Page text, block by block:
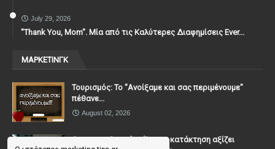
July 29, 2026
"Thank You, Mοm". Μία από τις Καλύτερες Διαφημίσεις Ever...
ΜΑΡΚΕΤΙΝΓΚ
Τουρισμός: Το "Ανοίξαμε και σας περιμένουμε"
πέθανε...
August 02, 2026
Casanova Complex: Όταν η κατάκτηση αξίζει